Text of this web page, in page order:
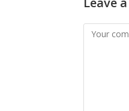
Comment